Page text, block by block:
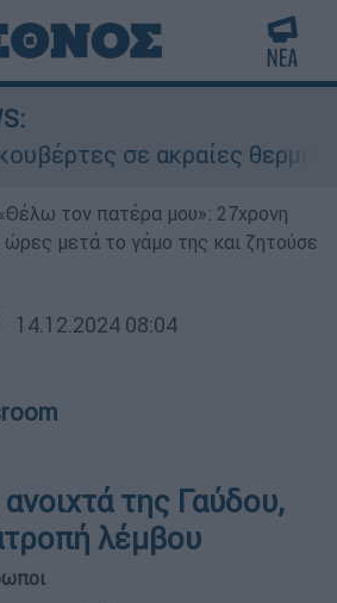
σε ακραίες
τον πατέρα μου»: 27χρονη
μετά το γάμο της και ζητούσε
14.12.2024 08:04
της Γαύδου,
λέμβου